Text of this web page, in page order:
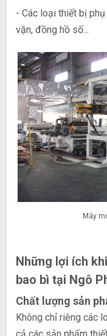
- Các loại thiết bị
vặn, đồng hồ số...
Máy
Những lợi ích
bao bì tại Ngô
Chất lượng sản
Không chỉ riêng các